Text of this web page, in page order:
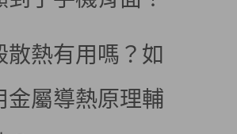
散熱有用嗎？如
金屬導熱原理輔